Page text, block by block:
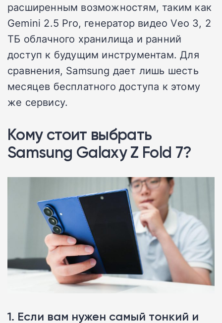
расширенным возможностям, таким как
Gemini 2.5 Pro, генератор видео Veo 3, 2
ТБ облачного хранилища и ранний
доступ к будущим инструментам. Для
сравнения, Samsung дает лишь шесть
месяцев бесплатного доступа к этому
же сервису.
Кому стоит выбрать
Samsung Galaxy Z Fold 7?
1. Если вам нужен самый тонкий и